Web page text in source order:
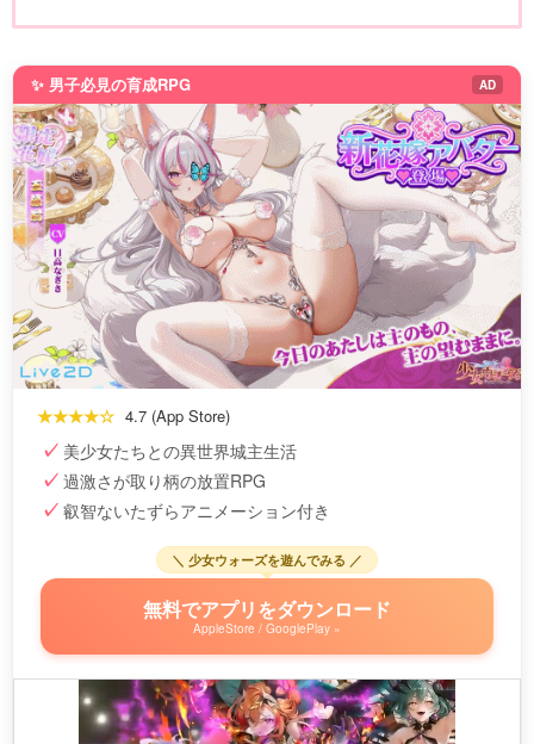
✨ 男子必見の育成RPG AD
★★★★☆ 4.7 (App Store)
美少女たちとの異世界城主生活
過激さが取り柄の放置RPG
叡智ないたずらアニメーション付き
＼ 少女ウォーズを遊んでみる ／
無料でアプリをダウンロード
AppleStore / GooglePlay »